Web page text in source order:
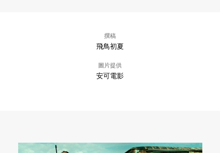
撰稿
飛鳥初夏
圖片提供
安可電影